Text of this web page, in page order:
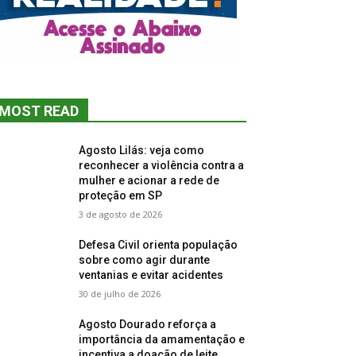
READ
Agosto Lilás: veja como
reconhecer a violência contra a
mulher e acionar a rede de
proteção em SP
3 de agosto de 2026
Defesa Civil orienta população
sobre como agir durante
ventanias e evitar acidentes
30 de julho de 2026
Agosto Dourado reforça a
importância da amamentação e